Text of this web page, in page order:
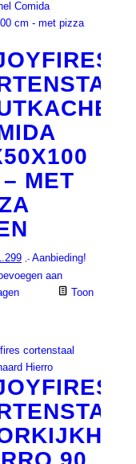
MET
Huidige
prijs
,- Aanbieding!
aan
Toon